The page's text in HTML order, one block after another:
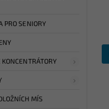
PRO SENIORY
KONCENTRÁTORY
MÍS